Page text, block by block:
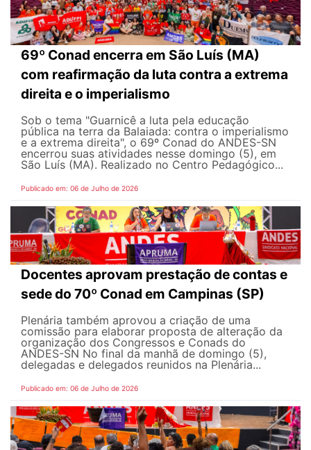
69º Conad encerra em São Luís (MA)
com reafirmação da luta contra a extrema
direita e o imperialismo
Sob o tema "Guarnicê a luta pela educação
pública na terra da Balaiada: contra o imperialismo
e a extrema direita", o 69º Conad do ANDES-SN
encerrou suas atividades nesse domingo (5), em
São Luís (MA). Realizado no Centro Pedagógico...
Publicado em: 06 de Julho de 2026
Docentes aprovam prestação de contas e
sede do 70º Conad em Campinas (SP)
Plenária também aprovou a criação de uma
comissão para elaborar proposta de alteração da
organização dos Congressos e Conads do
ANDES-SN No final da manhã de domingo (5),
delegadas e delegados reunidos na Plenária...
Publicado em: 06 de Julho de 2026